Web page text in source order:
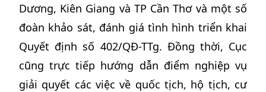
Dương, Kiên Giang và TP Cần Thơ và một số
đoàn khảo sát, đánh giá tình hình triển khai
Quyết định số 402/QĐ-TTg. Đồng thời, Cục
cũng trực tiếp hướng dẫn điểm nghiệp vụ
giải quyết các việc về quốc tịch, hộ tịch, cư